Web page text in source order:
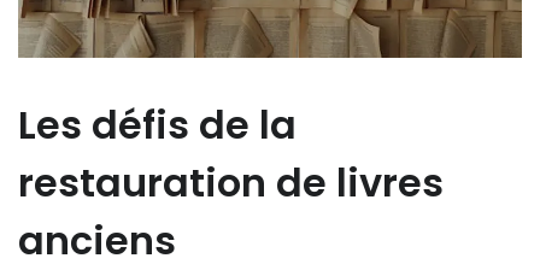
Les défis de la
restauration de livres
anciens